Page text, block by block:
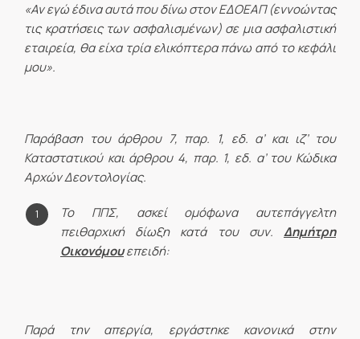
«Αν εγώ έδινα αυτά που δίνω στον ΕΔΟΕΑΠ (εννοώντας
τις κρατήσεις των ασφαλισμένων) σε μια ασφαλιστική
εταιρεία, θα είχα τρία ελικόπτερα πάνω από το κεφάλι
μου».
Παράβαση του άρθρου 7, παρ. 1, εδ. α’ και ιζ’ του
Καταστατικού και άρθρου 4, παρ. 1, εδ. α’ του Κώδικα
Αρχών Δεοντολογίας.
Το ΠΠΣ, ασκεί ομόφωνα αυτεπάγγελτη
πειθαρχική δίωξη κατά του συν. Δημήτρη
Οικονόμουεπειδή:
Παρά την απεργία, εργάστηκε κανονικά στην